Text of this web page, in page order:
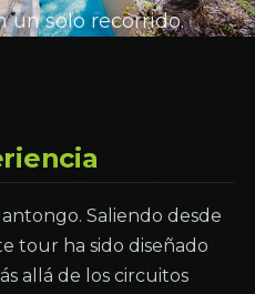
un solo recorrido.
Saliendo desde
tour ha sido diseñado
allá de los circuitos